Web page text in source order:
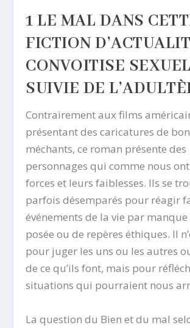
1 LE MAL DANS
FICTION
CONVOITISE
SUIVIE DE
Contrairement aux films
présentant des caricatures de
méchants, ce roman présente des
personnages qui comme nous
forces et leurs faiblesses. Ils se
parfois désemparés pour réagir
événements de la vie par
posée ou de repères éthiques. Il
pour juger les uns ou les autres
de ce qu’ils font, mais pour
situations qui pourraient nous
La question du Bien et du mal